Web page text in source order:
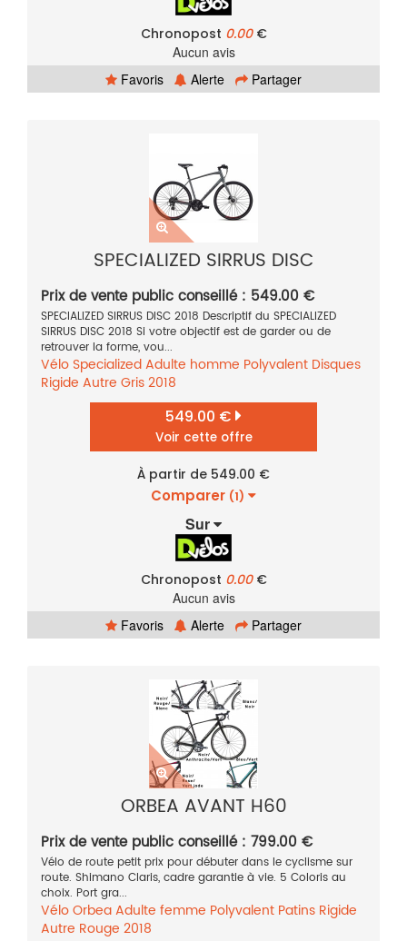
Chronopost 0.00€
Aucun avis
Favoris
Alerte Partager
SPECIALIZED SIRRUS DISC
Prix de vente public conseillé : 549.00 €
SPECIALIZED SIRRUS DISC 2018 Descriptif du SPECIALIZED
SIRRUS DISC 2018 Si votre objectif est de garder ou de
retrouver la forme, vou...
Vélo SpecializedAdulte homme Polyvalent Disques
Rigide Autre Gris2018
549.00 €
Voir cette offre
À partir de 549.00 €
Comparer (1)
Sur
Chronopost 0.00€
Aucun avis
Favoris
Alerte Partager
ORBEA AVANT H60
Prix de vente public conseillé : 799.00 €
Vélo de route petit prix pour débuter dans le cyclisme sur
route. Shimano Claris, cadre garantie à vie. 5 Coloris au
choix. Port gra...
VéloOrbeaAdulte femme Polyvalent Patins Rigide
Autre Rouge 2018